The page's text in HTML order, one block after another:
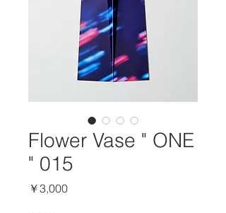
Flower Vase " ONE
" 015
￥3,000価